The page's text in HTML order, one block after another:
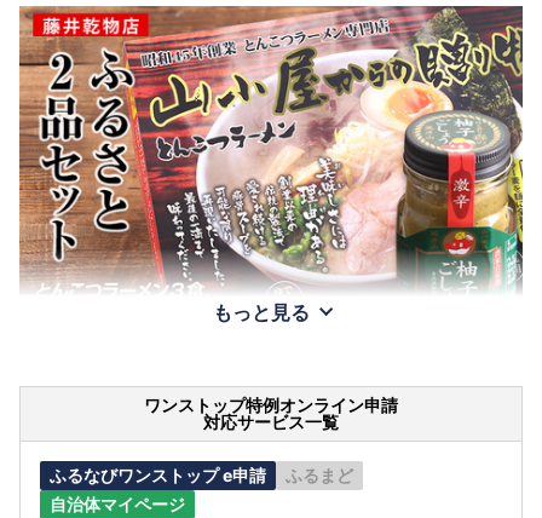
もっと見る
ワンストップ特例オンライン申請
対応サービス一覧
ふるなびワンストップ e申請
ふるまど
自治体マイページ